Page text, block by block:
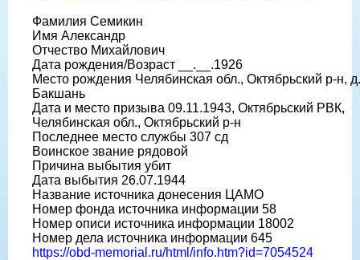
Фамилия Семикин
Имя Александр
Отчество Михайлович
Дата рождения/Возраст __.__.1926
Место рождения Челябинская обл., Октябрьский р-н, д.
Бакшань
Дата и место призыва 09.11.1943, Октябрьский РВК,
Челябинская обл., Октябрьский р-н
Последнее место службы 307 сд
Воинское звание рядовой
Причина выбытия убит
Дата выбытия 26.07.1944
Название источника донесения ЦАМО
Номер фонда источника информации 58
Номер описи источника информации 18002
Номер дела источника информации 645
https://obd-memorial.ru/html/info.htm?id=7054524